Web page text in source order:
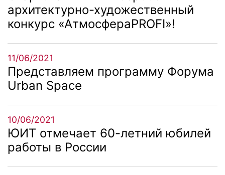
архитектурно-художественный
конкурс «АтмосфераPROFI»!
11/06/2021
Представляем программу Форума
Urban Space
10/06/2021
ЮИТ отмечает 60-летний юбилей
работы в России